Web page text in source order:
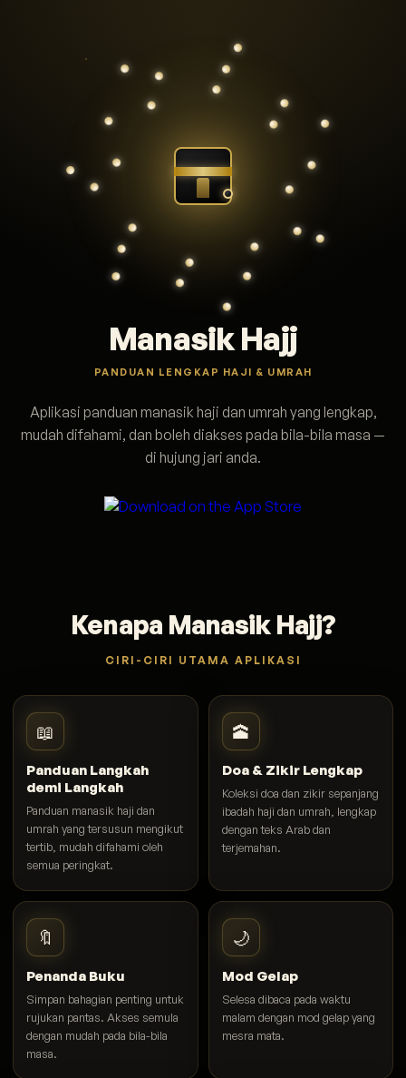
Manasik Hajj
PANDUAN LENGKAP HAJI & UMRAH
Aplikasi panduan manasik haji dan umrah yang lengkap,
mudah difahami, dan boleh diakses pada bila-bila masa —
di hujung jari anda.
Kenapa Manasik Hajj?
CIRI-CIRI UTAMA APLIKASI
📖
Panduan Langkah
demi Langkah
Panduan manasik haji dan
umrah yang tersusun mengikut
tertib, mudah difahami oleh
semua peringkat.
🕋
Doa & Zikir Lengkap
Koleksi doa dan zikir sepanjang
ibadah haji dan umrah, lengkap
dengan teks Arab dan
terjemahan.
🔖
Penanda Buku
Simpan bahagian penting untuk
rujukan pantas. Akses semula
dengan mudah pada bila-bila
masa.
🌙
Mod Gelap
Selesa dibaca pada waktu
malam dengan mod gelap yang
mesra mata.